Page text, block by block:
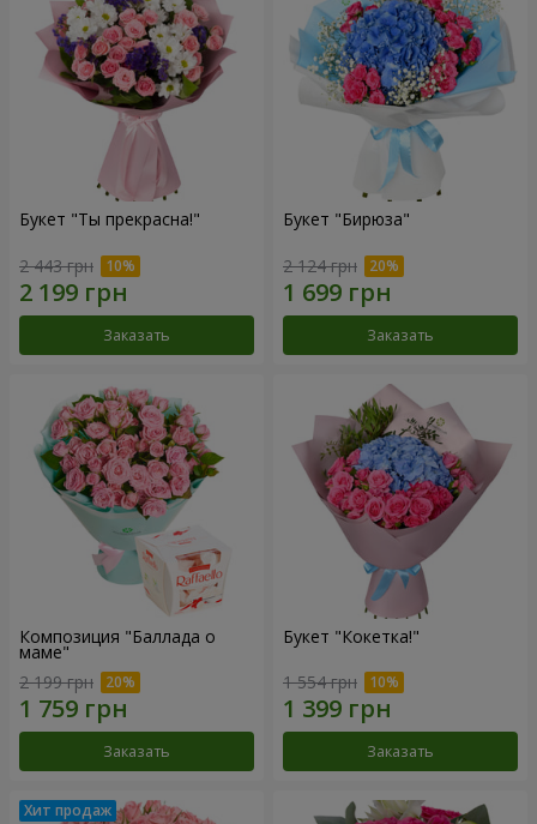
Букет "Ты прекрасна!"
2 443 грн
Заказать
Букет "Бирюза"
2 124 грн
Заказать
Композиция "Баллада о
маме"
2 199 грн
Заказать
Букет "Кокетка!"
1 554 грн
Заказать